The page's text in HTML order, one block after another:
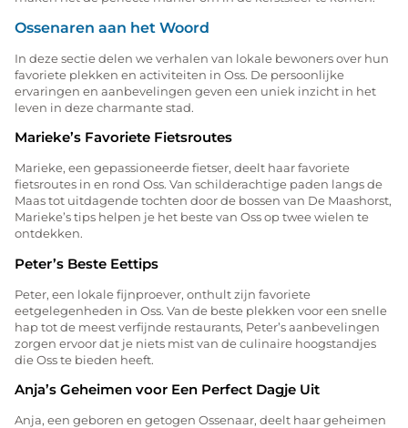
Ossenaren aan het Woord
In deze sectie delen we verhalen van lokale bewoners over hun
favoriete plekken en activiteiten in Oss. De persoonlijke
ervaringen en aanbevelingen geven een uniek inzicht in het
leven in deze charmante stad.
Marieke’s Favoriete Fietsroutes
Marieke, een gepassioneerde fietser, deelt haar favoriete
fietsroutes in en rond Oss. Van schilderachtige paden langs de
Maas tot uitdagende tochten door de bossen van De Maashorst,
Marieke’s tips helpen je het beste van Oss op twee wielen te
ontdekken.
Peter’s Beste Eettips
Peter, een lokale fijnproever, onthult zijn favoriete
eetgelegenheden in Oss. Van de beste plekken voor een snelle
hap tot de meest verfijnde restaurants, Peter’s aanbevelingen
zorgen ervoor dat je niets mist van de culinaire hoogstandjes
die Oss te bieden heeft.
Anja’s Geheimen voor Een Perfect Dagje Uit
Anja, een geboren en getogen Ossenaar, deelt haar geheimen